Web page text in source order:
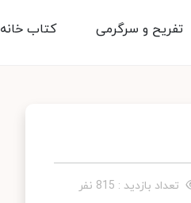
کتاب خانه تفریح و سرگرمی
تعداد بازدید : 815 نفر